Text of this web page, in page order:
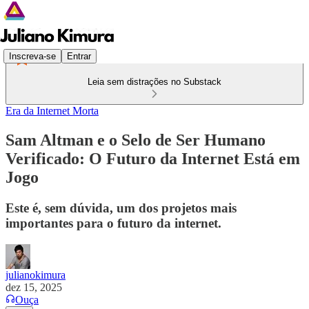
Inscreva-se Entrar
Leia sem distrações no Substack
Era da Internet Morta
Sam Altman e o Selo de Ser Humano
Verificado: O Futuro da Internet Está em
Jogo
Este é, sem dúvida, um dos projetos mais
importantes para o futuro da internet.
julianokimura
dez 15, 2025
Ouça